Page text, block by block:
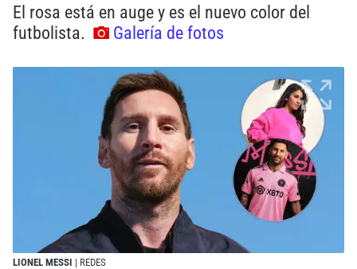
El rosa está en auge y es el nuevo color del
futbolista.
Galería de fotos
LIONEL MESSI | REDES